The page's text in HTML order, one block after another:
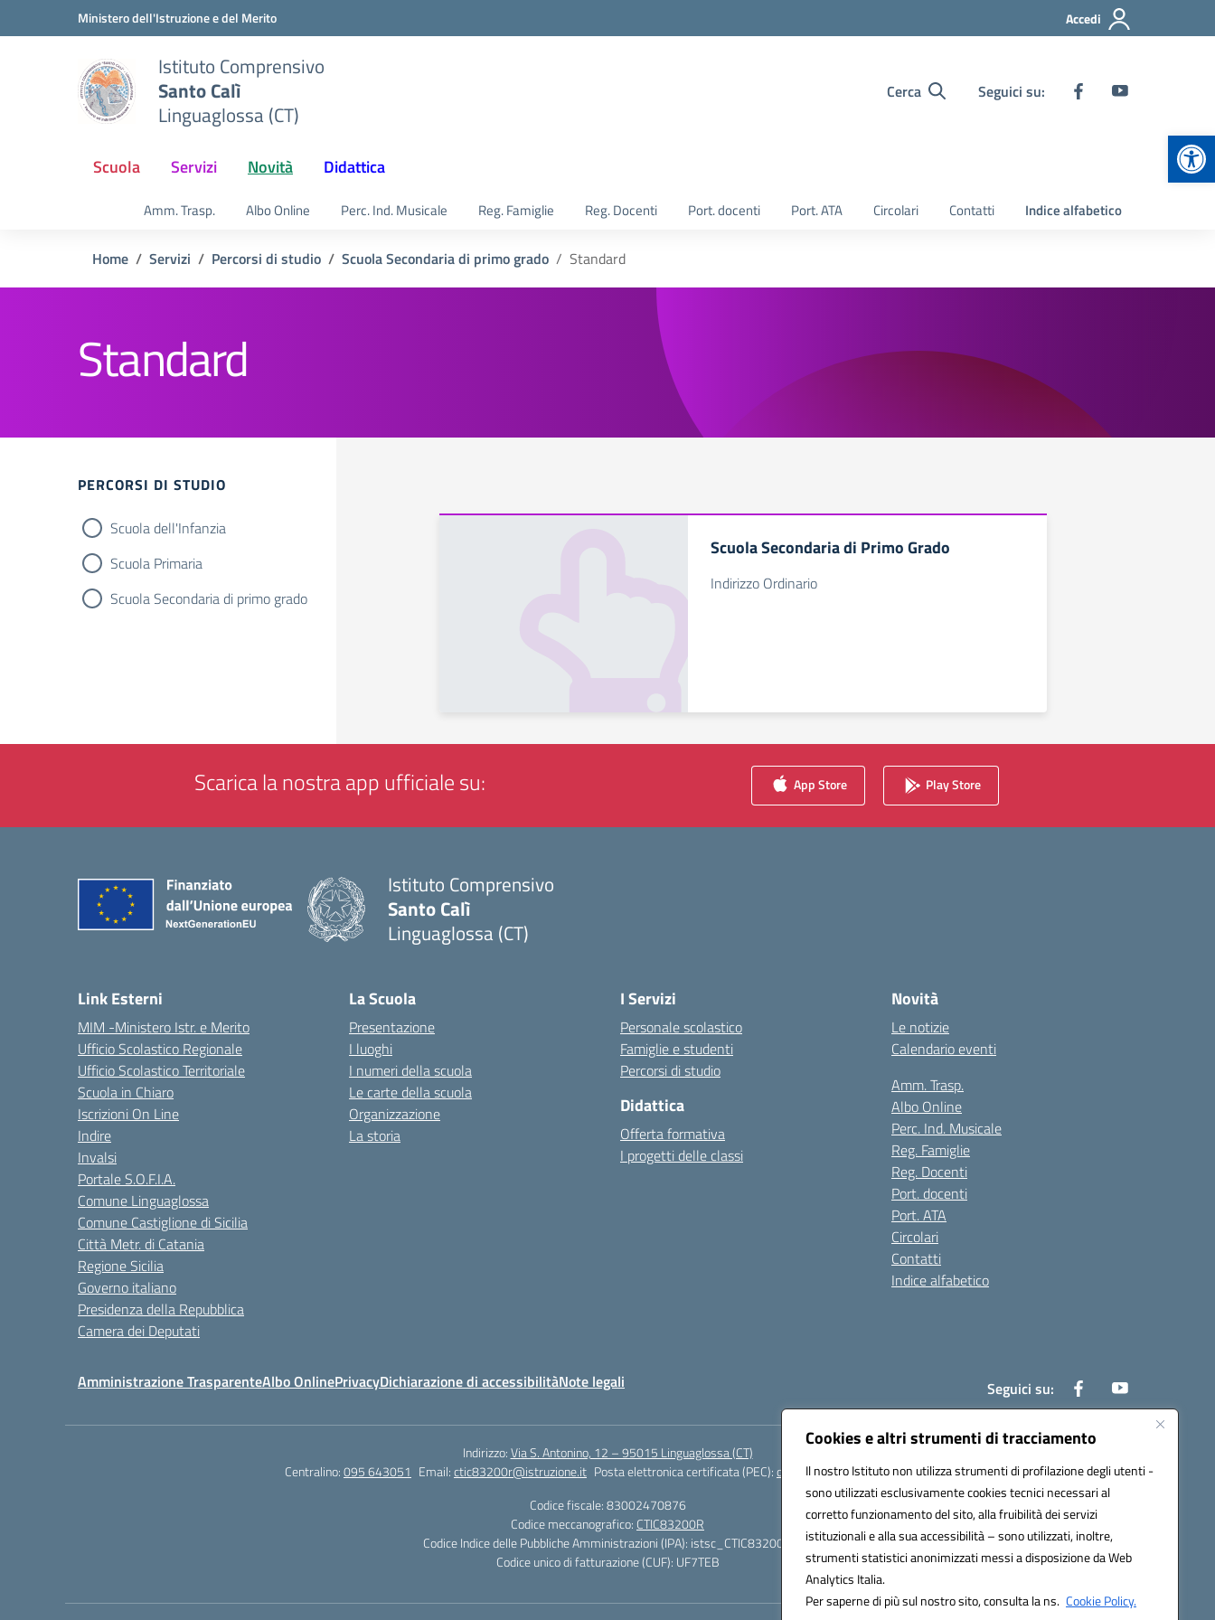
Cookies e altri strumenti di tracciamento
Il nostro Istituto non utilizza strumenti di profilazione degli utenti -
sono utilizzati esclusivamente cookies tecnici necessari al
corretto funzionamento del sito, alla fruibilità dei servizi
istituzionali e alla sua accessibilità – sono utilizzati, inoltre,
strumenti statistici anonimizzati messi a disposizione da Web
Analytics Italia.
Per saperne di più sul nostro sito, consulta la ns. Cookie Policy.
Vai ai contenuti
Vai al menu di navigazioneMinistero dell'Istruzione e del Merito Accedi
Istituto Comprensivo
Santo Calì
Linguaglossa (CT)
Cerca Seguici su:
Scuola Servizi Novità Didattica
Amm. Trasp. Albo Online Perc. Ind. Musicale Reg. Famiglie Reg. Docenti Port. docenti Port. ATA Circolari Contatti Indice alfabetico
Home Servizi Percorsi di studio Scuola Secondaria di primo grado Standard
Standard
Filtri
PERCORSI DI STUDIO
Scuola dell'Infanzia
Scuola Primaria
Scuola Secondaria di primo grado
Scuola Secondaria di Primo Grado
Indirizzo Ordinario
Scarica la nostra app ufficiale su: App Store Play Store
Istituto Comprensivo
Santo Calì
Linguaglossa (CT)
Link Esterni
MIM -Ministero Istr. e Merito
Ufficio Scolastico Regionale
Ufficio Scolastico Territoriale
Scuola in Chiaro
Iscrizioni On Line
Indire
Invalsi
Portale S.O.F.I.A.
Comune Linguaglossa
Comune Castiglione di Sicilia
Città Metr. di Catania
Regione Sicilia
Governo italiano
Presidenza della Repubblica
Camera dei Deputati
La Scuola
Presentazione
I luoghi
I numeri della scuola
Le carte della scuola
Organizzazione
La storia
I Servizi
Personale scolastico
Famiglie e studenti
Percorsi di studio
Didattica
Offerta formativa
I progetti delle classi
Novità
Le notizie
Calendario eventi
Amm. Trasp.
Albo Online
Perc. Ind. Musicale
Reg. Famiglie
Reg. Docenti
Port. docenti
Port. ATA
Circolari
Contatti
Indice alfabetico
Amministrazione TrasparenteAlbo OnlinePrivacyDichiarazione di accessibilitàNote legali Seguici su:
Indirizzo:Via S. Antonino, 12 – 95015 Linguaglossa (CT)
Centralino:095 643051 Email:ctic83200r@istruzione.it Posta elettronica certificata (PEC):ctic83200r@pec.istruzione.it
Codice fiscale: 83002470876
Codice meccanografico: CTIC83200R
Codice Indice delle Pubbliche Amministrazioni (IPA): istsc_CTIC83200R
Codice unico di fatturazione (CUF): UF7TEB